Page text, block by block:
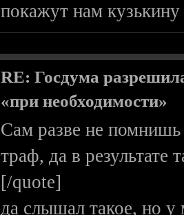
покажут нам кузькину
RE: Госдума
«при необходимости»
Сам разве не помнишь
траф, да в результате
[/quote]
да слышал такое, но у